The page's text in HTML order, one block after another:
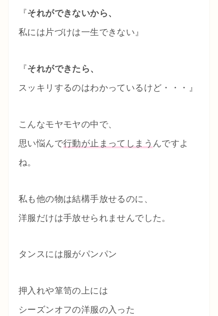
『それができないから、
私には片づけは一生できない』
『それができたら、
スッキリするのはわかっているけど・・・』
こんなモヤモヤの中で、
思い悩んで行動が止まってしまう んですよ
ね。
私も他の物は結構手放せるのに、
洋服だけは手放せられませんでした。
タンスには服がパンパン
押入れや箪笥の上には
シーズンオフの洋服の入った